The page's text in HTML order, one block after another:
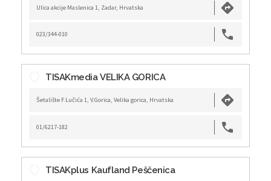
Ulica akcije Maslenica 1, Zadar, Hrvatska
023/344-010
TISAKmedia VELIKA GORICA
Šetalište F.Lučića 1, V.Gorica, Velika gorica, Hrvatska
01/6217-182
TISAKplus Kaufland Peščenica